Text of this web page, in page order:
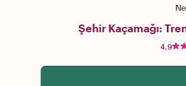
Şehir Kaçamağı:
4,9